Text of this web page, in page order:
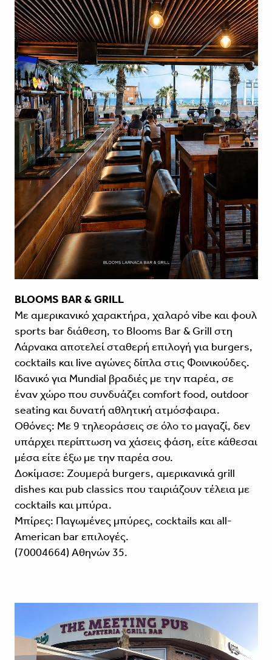
BLOOMS BAR & GRILL
Με αμερικανικό χαρακτήρα, χαλαρό vibe και φουλ
sports bar διάθεση, το Blooms Bar & Grill στη
Λάρνακα αποτελεί σταθερή επιλογή για burgers,
cocktails και live αγώνες δίπλα στις Φοινικούδες.
Ιδανικό για Mundial βραδιές με την παρέα, σε
έναν χώρο που συνδυάζει comfort food, outdoor
seating και δυνατή αθλητική ατμόσφαιρα.
Οθόνες: Με 9 τηλεοράσεις σε όλο το μαγαζί, δεν
υπάρχει περίπτωση να χάσεις φάση, είτε κάθεσαι
μέσα είτε έξω με την παρέα σου.
Δοκίμασε: Ζουμερά burgers, αμερικανικά grill
dishes και pub classics που ταιριάζουν τέλεια με
cocktails και μπύρα.
Μπίρες: Παγωμένες μπύρες, cocktails και all-
American bar επιλογές.
(70004664) Αθηνών 35.